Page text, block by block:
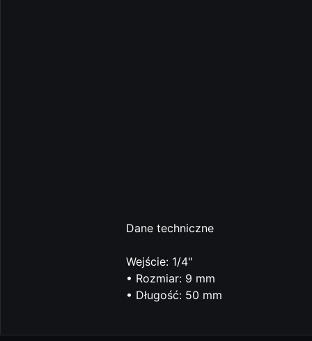
Dane techniczne
Wejście: 1/4"
• Rozmiar: 9 mm
• Długość: 50 mm